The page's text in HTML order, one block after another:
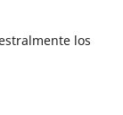
los